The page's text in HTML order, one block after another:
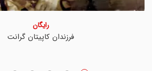
فرزندان کاپیتان گرانت
رایگان